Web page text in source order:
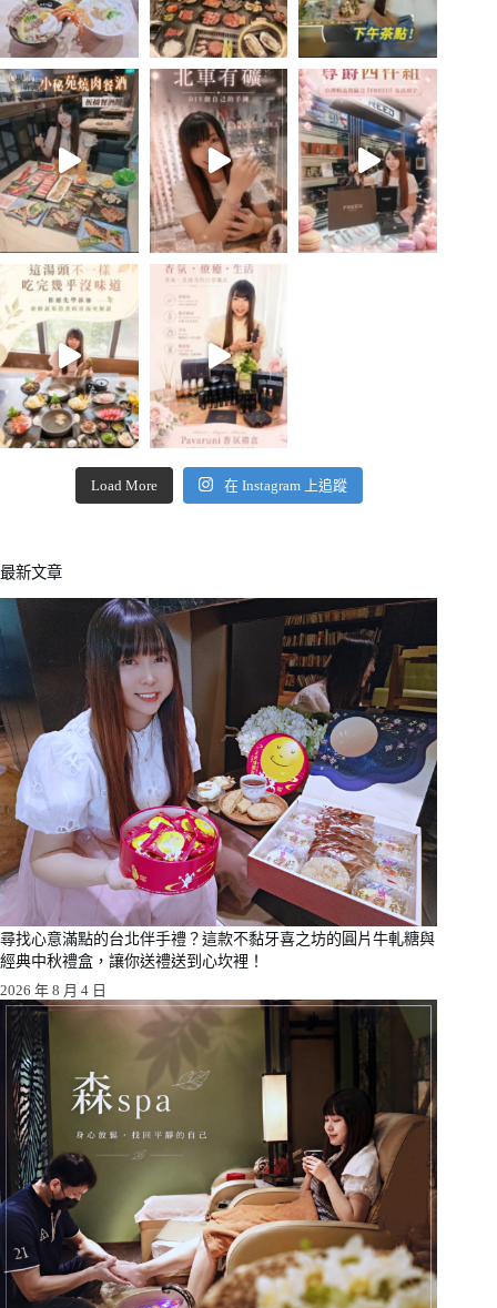
Load More 在 Instagram 上追蹤
最新文章
尋找心意滿點的台北伴手禮？這款不黏牙喜之坊的圓片牛軋糖與
經典中秋禮盒，讓你送禮送到心坎裡！
2026 年 8 月 4 日